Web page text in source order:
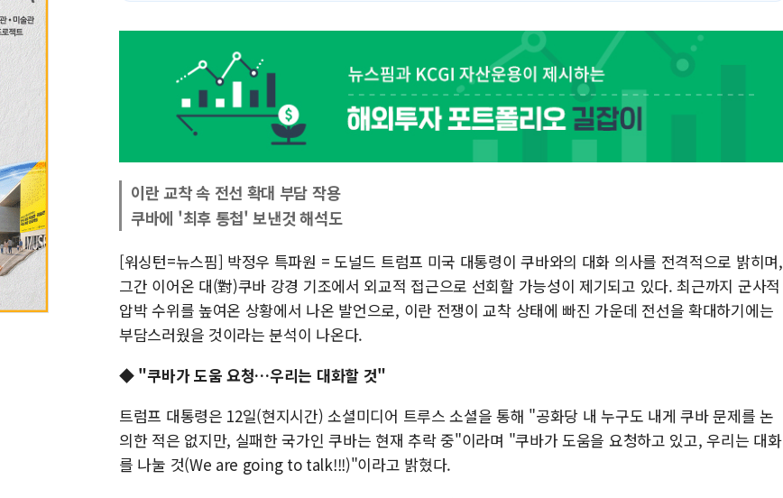
이란 교착 속 전선 확대 부담 작용
쿠바에 '최후 통첩' 보낸것 해석도
[워싱턴=뉴스핌] 박정우 특파원 = 도널드 트럼프 미국 대통령이 쿠바와의 대화 의사를 전격적으로 밝히며,
그간 이어온 대(對)쿠바 강경 기조에서 외교적 접근으로 선회할 가능성이 제기되고 있다. 최근까지 군사적
압박 수위를 높여온 상황에서 나온 발언으로, 이란 전쟁이 교착 상태에 빠진 가운데 전선을 확대하기에는
부담스러웠을 것이라는 분석이 나온다.
◆ "쿠바가 도움 요청…우리는 대화할 것"
트럼프 대통령은 12일(현지시간) 소셜미디어 트루스 소셜을 통해 "공화당 내 누구도 내게 쿠바 문제를 논
의한 적은 없지만, 실패한 국가인 쿠바는 현재 추락 중"이라며 "쿠바가 도움을 요청하고 있고, 우리는 대화
를 나눌 것(We are going to talk!!!)"이라고 밝혔다.